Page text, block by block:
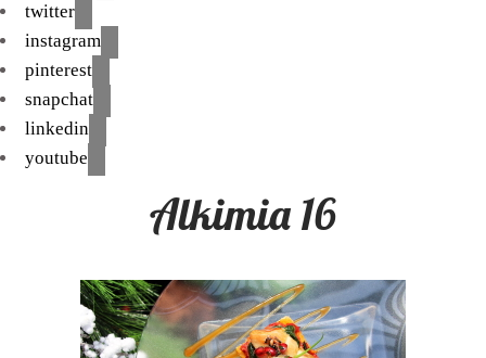
twitter
instagram
pinterest
snapchat
linkedin
youtube
Alkimia 16